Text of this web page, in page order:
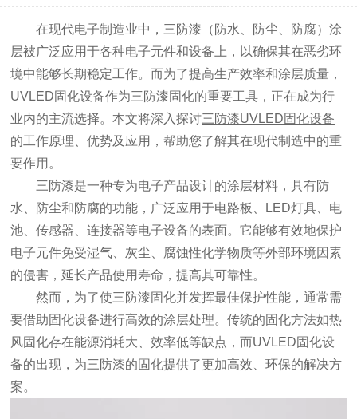
在现代电子制造业中，三防漆（防水、防尘、防腐）涂
层被广泛应用于各种电子元件和设备上，以确保其在恶劣环
境中能够长期稳定工作。而为了提高生产效率和涂层质量，
UVLED固化设备作为三防漆固化的重要工具，正在成为行
业内的主流选择。本文将深入探讨三防漆UVLED固化设备
的工作原理、优势及应用，帮助您了解其在现代制造中的重
要作用。
三防漆是一种专为电子产品设计的涂层材料，具有防
水、防尘和防腐的功能，广泛应用于电路板、LED灯具、电
池、传感器、连接器等电子设备的表面。它能够有效地保护
电子元件免受湿气、灰尘、腐蚀性化学物质等外部环境因素
的侵害，延长产品使用寿命，提高其可靠性。
然而，为了使三防漆固化并发挥最佳保护性能，通常需
要借助固化设备进行高效的涂层处理。传统的固化方法如热
风固化存在能源消耗大、效率低等缺点，而UVLED固化设
备的出现，为三防漆的固化提供了更加高效、环保的解决方
案。